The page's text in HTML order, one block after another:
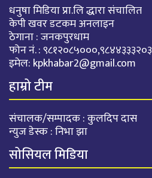
धनुषा मिडिया प्रा.लि द्धारा संचालित
केपी खवर डटकम अनलाइन
ठेगाना : जनकपुरधाम
फोन नं. : ९८१२०८५०००,९८४४३३३२०३
इमेल: kpkhabar2@gmail.com
हाम्रो टीम
संचालक/सम्पादक : कुलदिप दास
न्युज डेस्क : निभा झा
सोसियल मिडिया